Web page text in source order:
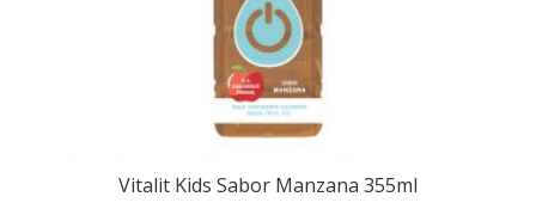
Vitalit Kids Sabor Manzana 355ml